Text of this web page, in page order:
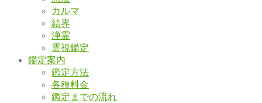
カルマ
結界
浄霊
霊視鑑定
鑑定案内
鑑定方法
各種料金
鑑定までの流れ